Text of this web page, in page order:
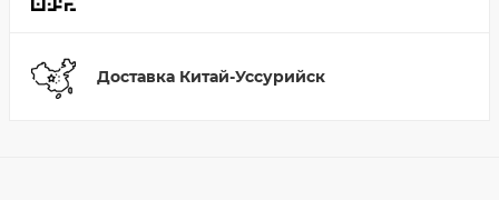
Доставка Китай-Уссурийск